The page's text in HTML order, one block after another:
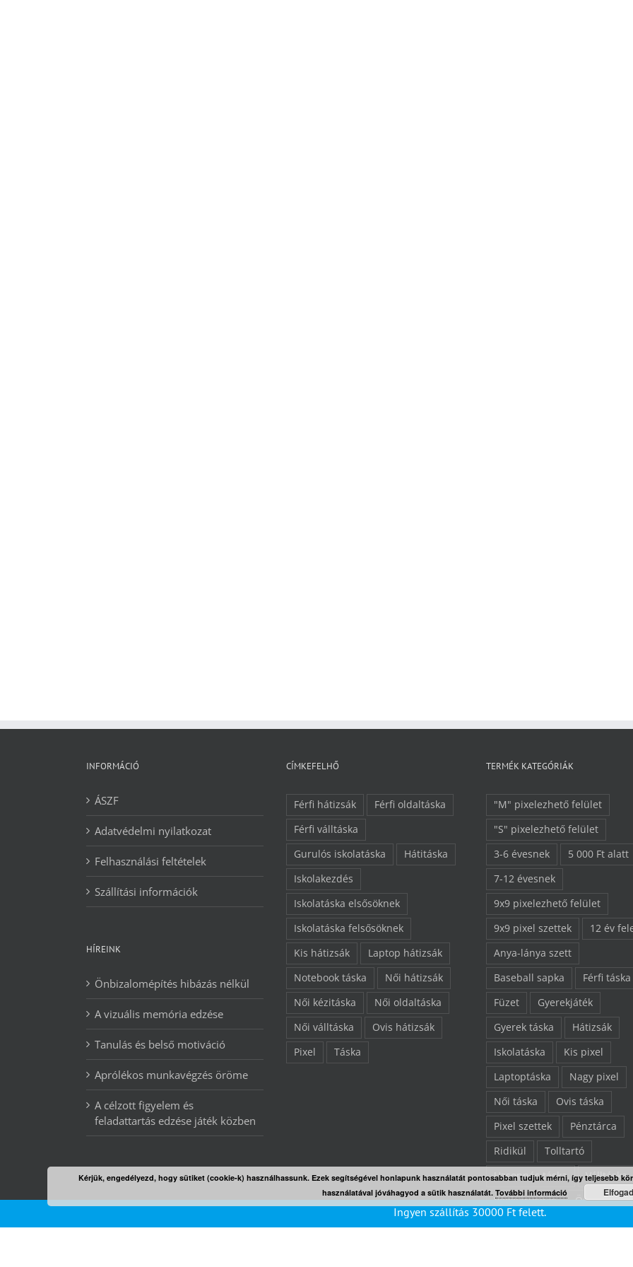
INFORMÁCIÓ
ÁSZF
Adatvédelmi nyilatkozat
Felhasználási feltételek
Szállítási információk
HÍREINK
Önbizalomépítés hibázás nélkül
A vizuális memória edzése
Tanulás és belső motiváció
Aprólékos munkavégzés öröme
A célzott figyelem és
feladattartás edzése játék közben
CÍMKEFELHŐ
Férfi hátizsák
Férfi oldaltáska
Férfi válltáska
Gurulós iskolatáska
Hátitáska
Iskolakezdés
Iskolatáska elsősöknek
Iskolatáska felsősöknek
Kis hátizsák
Laptop hátizsák
Notebook táska
Női hátizsák
Női kézitáska
Női oldaltáska
Női válltáska
Ovis hátizsák
Pixel
Táska
TERMÉK KATEGÓRIÁK
"M" pixelezhető felület
"S" pixelezhető felület
3-6 évesnek
5 000 Ft alatt
7-12 évesnek
9x9 pixelezhető felület
9x9 pixel szettek
12 év
Anya-lánya szett
Baseball sapka
Férfi táska
Füzet
Gyerekjáték
Gyerek táska
Hátizsák
Iskolatáska
Kis pixel
Laptoptáska
Nagy pixel
Női táska
Ovis táska
Pixel szettek
Pénztárca
Ridikül
Tolltartó
Uzsonnás táska
Válltáska
Végkiárusítás
Összes
“L” pixelezhető felület
Ingyen szállítás 30000 Ftfelett.
Kérjük, engedélyezd, hogy sütiket (cookie-k) használhassunk. Ezek segítségével honlapunk használatát pontosabban tudjuk mérni, így teljesebb
használatával jóváhagyod a sütik használatát. További információ Elfogad